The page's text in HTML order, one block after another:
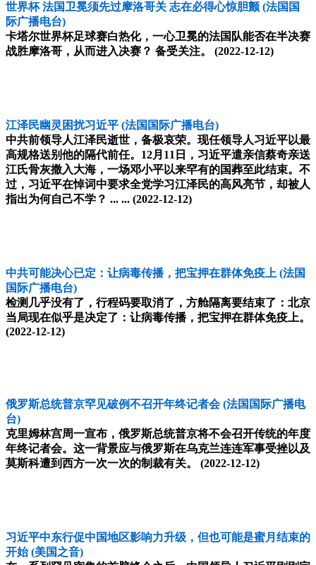
世界杯 法国卫冕须先过摩洛哥关 志在必得心惊胆颤 (法国国
际广播电台)
卡塔尔世界杯足球赛白热化，一心卫冕的法国队能否在半决赛
战胜摩洛哥，从而进入决赛？ 备受关注。 (2022-12-12)
江泽民幽灵困扰习近平 (法国国际广播电台)
中共前领导人江泽民逝世，备极哀荣。现任领导人习近平以最
高规格送别他的隔代前任。12月11日，习近平遣亲信蔡奇亲送
江氏骨灰撒入大海，一场邓小平以来罕有的国葬至此结束。不
过，习近平在悼词中要求全党学习江泽民的高风亮节，却被人
指出为何自己不学？ ... ... (2022-12-12)
中共可能决心已定：让病毒传播，把宝押在群体免疫上 (法国
国际广播电台)
检测几乎没有了，行程码要取消了，方舱隔离要结束了：北京
当局现在似乎是决定了：让病毒传播，把宝押在群体免疫上。
(2022-12-12)
俄罗斯总统普京罕见破例不召开年终记者会 (法国国际广播电
台)
克里姆林宫周一宣布，俄罗斯总统普京将不会召开传统的年度
年终记者会。这一背景应与俄罗斯在乌克兰连连军事受挫以及
莫斯科遭到西方一次一次的制裁有关。 (2022-12-12)
习近平中东行促中国地区影响力升级，但也可能是蜜月结束的
开始 (美国之音)